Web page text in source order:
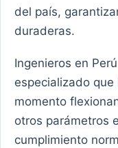
del país,
duraderas.
Ingenieros en
especializado
momento
otros parámetros
cumplimiento